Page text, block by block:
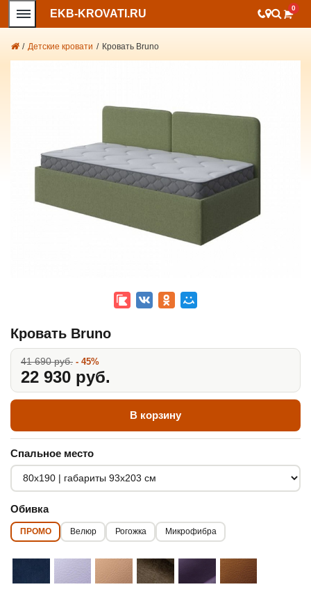
EKB-KROVATI.RU 0
/ Детские кровати / Кровать Bruno
Кровать Bruno
41 690 руб. - 45%
22 930 руб.
В корзину
Спальное место
Обивка
ПРОМО Велюр Рогожка Микрофибра